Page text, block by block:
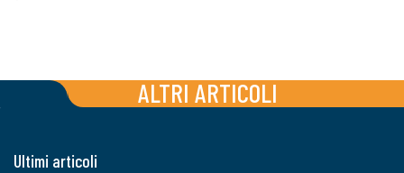
ALTRI ARTICOLI
Ultimi articoli